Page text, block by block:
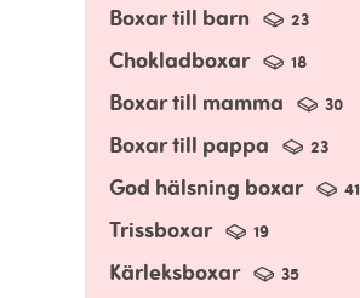
Boxar till barn 23
Chokladboxar 18
Boxar till mamma 30
Boxar till pappa 23
God hälsning boxar 41
Trissboxar 19
Kärleksboxar 35